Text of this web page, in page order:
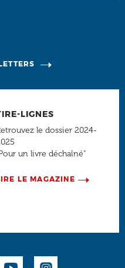
LIGNES
le dossier 2024-
un livre déchaîné"
LE MAGAZINE